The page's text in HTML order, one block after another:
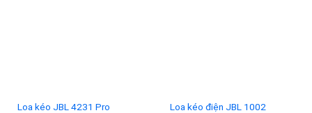
Loa kéo JBL 4231 Pro Loa kéo điện JBL 1002